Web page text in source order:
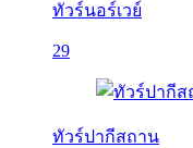
ทัวร์นอร์เวย์
29
ทัวร์ปากีสถาน